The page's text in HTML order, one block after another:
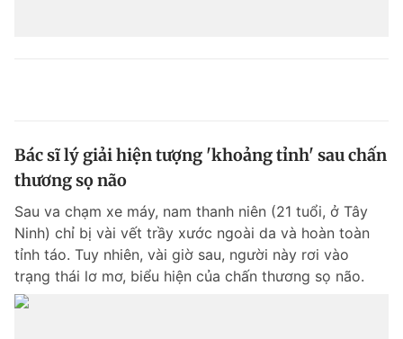
Bác sĩ lý giải hiện tượng 'khoảng tỉnh' sau chấn
thương sọ não
Sau va chạm xe máy, nam thanh niên (21 tuổi, ở Tây
Ninh) chỉ bị vài vết trầy xước ngoài da và hoàn toàn
tỉnh táo. Tuy nhiên, vài giờ sau, người này rơi vào
trạng thái lơ mơ, biểu hiện của chấn thương sọ não.